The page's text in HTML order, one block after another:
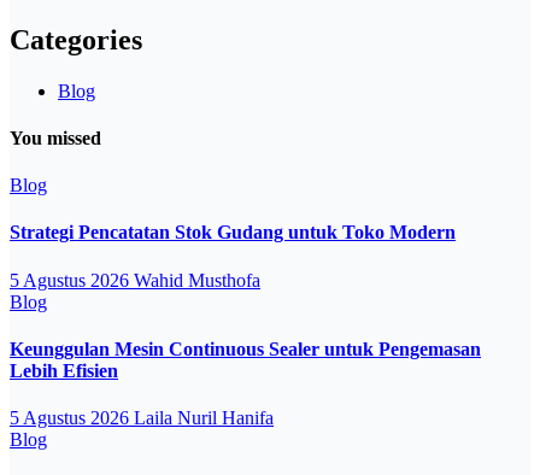
Categories
Blog
You missed
Blog
Strategi Pencatatan Stok Gudang untuk Toko Modern
5 Agustus 2026 Wahid Musthofa
Blog
Keunggulan Mesin Continuous Sealer untuk Pengemasan
Lebih Efisien
5 Agustus 2026 Laila Nuril Hanifa
Blog